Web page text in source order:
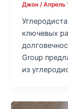
Джон/Апрель
ключевых
Group
из